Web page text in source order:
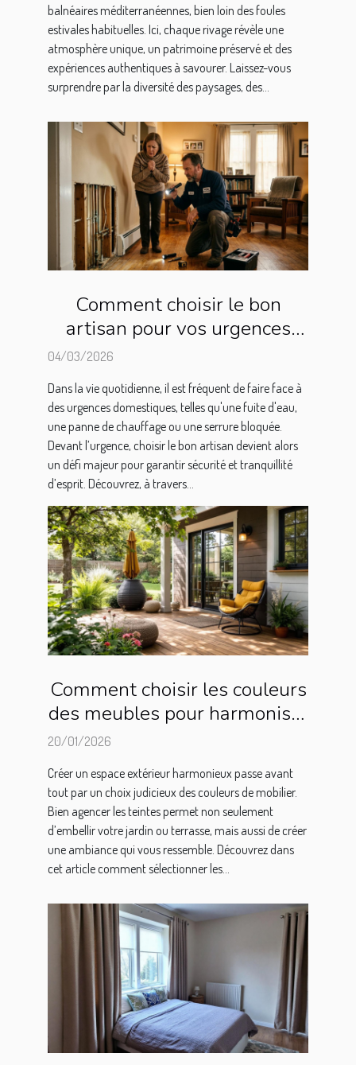
balnéaires méditerranéennes, bien loin des foules
estivales habituelles. Ici, chaque rivage révèle une
atmosphère unique, un patrimoine préservé et des
expériences authentiques à savourer. Laissez-vous
surprendre par la diversité des paysages, des...
Comment choisir le bon
artisan pour vos urgences
04/03/2026
Dans la vie quotidienne, il est fréquent de faire face à
des urgences domestiques, telles qu'une fuite d'eau,
une panne de chauffage ou une serrure bloquée.
Devant l’urgence, choisir le bon artisan devient alors
un défi majeur pour garantir sécurité et tranquillité
d’esprit. Découvrez, à travers...
Comment choisir les couleurs
des meubles pour harmoniser
votre espace extérieur ?
20/01/2026
Créer un espace extérieur harmonieux passe avant
tout par un choix judicieux des couleurs de mobilier.
Bien agencer les teintes permet non seulement
d’embellir votre jardin ou terrasse, mais aussi de créer
une ambiance qui vous ressemble. Découvrez dans
cet article comment sélectionner les...